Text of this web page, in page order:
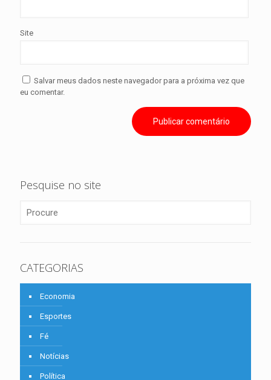
Site
Salvar meus dados neste navegador para a próxima vez que
eu comentar.
Pesquise no site
CATEGORIAS
Economia
Esportes
Fé
Notícias
Política